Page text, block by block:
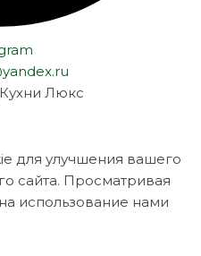
Люкс
для улучшения вашего
сайта. Просматривая
использование нами